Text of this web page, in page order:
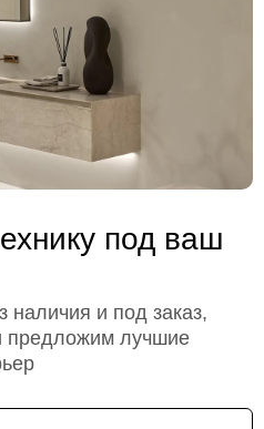
под ваш
наличия и под заказ,
предложим лучшие